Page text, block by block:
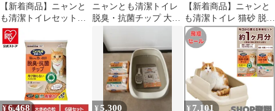
【新着商品】ニャンと
も清潔トイレセット
[約1か月分チップ・シ
ート付] 猫用トイレ本
体 シンプルタイプ ライ
トベージュ 成猫用
ニャンとも清潔トイレ
脱臭・抗菌チップ 大き
めの粒 2.5L×2個セット
システムトイレ用 まと
め買い
【新着商品】ニャンと
も清潔トイレ 猫砂 脱
臭・抗菌チップ 大きめ
の粒 4.5L [ 限定] シス
テムトイレ 猫用 消臭
ネコ砂
¥6,468 ¥5,300 ¥ 7,101